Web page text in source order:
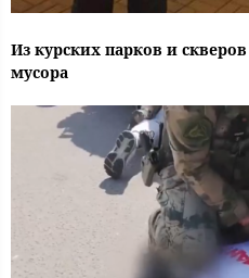
Из курских парков и
мусора